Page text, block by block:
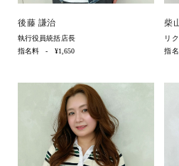
後藤 謙治
執行役員統括店長
指名料
¥1,650
柴
リ
指